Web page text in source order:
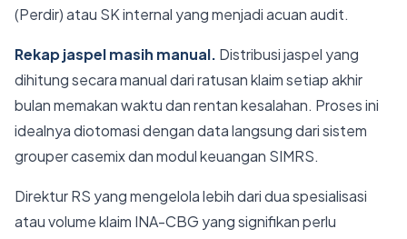
(Perdir) atau SK internal yang menjadi acuan audit.
Rekap jaspel masih manual. Distribusi jaspel yang
dihitung secara manual dari ratusan klaim setiap akhir
bulan memakan waktu dan rentan kesalahan. Proses ini
idealnya diotomasi dengan data langsung dari sistem
grouper casemix dan modul keuangan SIMRS.
Direktur RS yang mengelola lebih dari dua spesialisasi
atau volume klaim INA-CBG yang signifikan perlu